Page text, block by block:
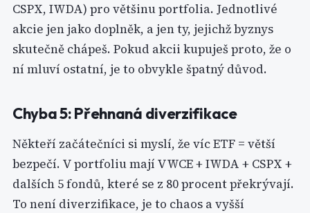
CSPX, IWDA) pro většinu portfolia. Jednotlivé
akcie jen jako doplněk, a jen ty, jejichž byznys
skutečně chápeš. Pokud akcii kupuješ proto, že o
ní mluví ostatní, je to obvykle špatný důvod.
Chyba 5: Přehnaná diverzifikace
Někteří začátečníci si myslí, že víc ETF = větší
bezpečí. V portfoliu mají VWCE + IWDA + CSPX +
dalších 5 fondů, které se z 80 procent překrývají.
To není diverzifikace, je to chaos a vyšší